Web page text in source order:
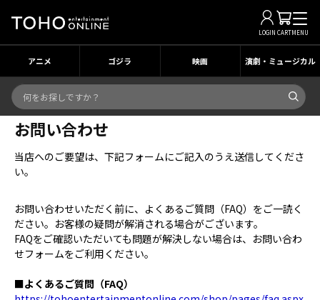
LOGIN CARTMENU
アニメ ゴジラ 映画 演劇・ミュージカル
お問い合わせ
当店へのご要望は、下記フォームにご記入のうえ送信してくださ
い。
お問い合わせいただく前に、よくあるご質問（FAQ）をご一読く
ださい。お客様の疑問が解消される場合がございます。
FAQをご確認いただいても問題が解決しない場合は、お問い合わ
せフォームをご利用ください。
■よくあるご質問（FAQ）